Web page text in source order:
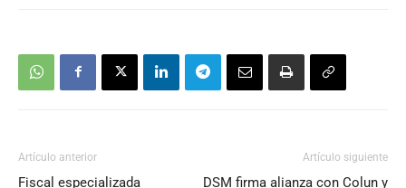
Artículo anterior
Fiscal especializada
Artículo siguiente
DSM firma alianza con Colun y